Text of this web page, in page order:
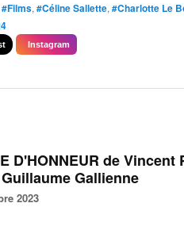
#Films, #Céline Sallette, #Charlotte Le
Instagram
D'HONNEUR de
Gallienne
2023